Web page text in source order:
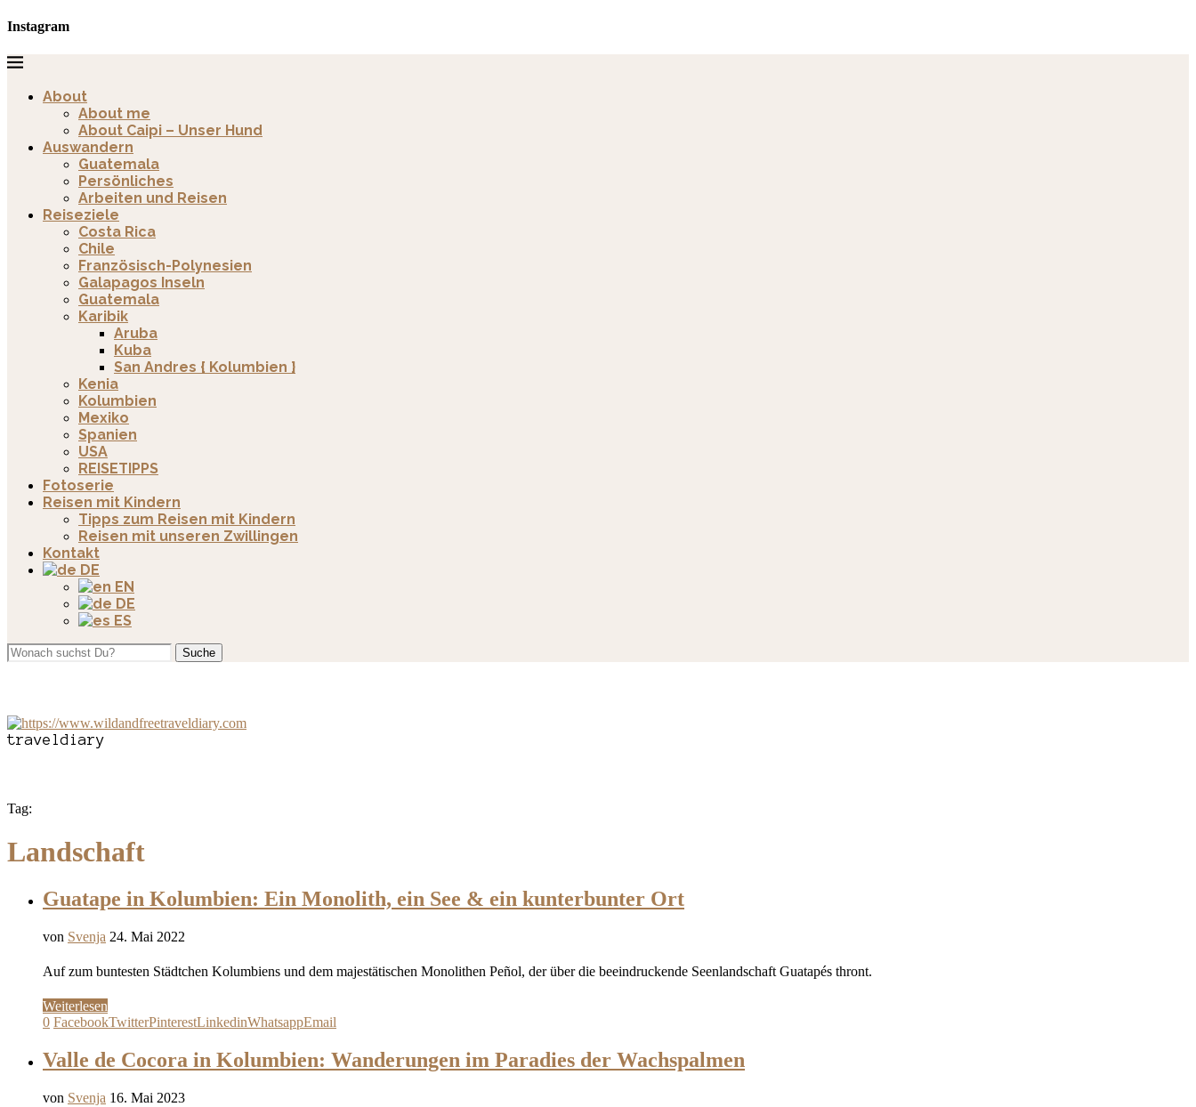
Instagram
About
About me
About Caipi – Unser Hund
Auswandern
Guatemala
Persönliches
Arbeiten und Reisen
Reiseziele
Costa Rica
Chile
Französisch-Polynesien
Galapagos Inseln
Guatemala
Karibik
Aruba
Kuba
San Andres { Kolumbien }
Kenia
Kolumbien
Mexiko
Spanien
USA
REISETIPPS
Fotoserie
Reisen mit Kindern
Tipps zum Reisen mit Kindern
Reisen mit unseren Zwillingen
Kontakt
DE
EN
DE
ES
Suche
traveldiary
Tag:
Landschaft
Guatape in Kolumbien: Ein Monolith, ein See & ein kunterbunter Ort
von Svenja 24. Mai 2022
Auf zum buntesten Städtchen Kolumbiens und dem majestätischen Monolithen Peñol, der über die beeindruckende Seenlandschaft Guatapés thront.
Weiterlesen
0 FacebookTwitterPinterestLinkedinWhatsappEmail
Valle de Cocora in Kolumbien: Wanderungen im Paradies der Wachspalmen
von Svenja 16. Mai 2023